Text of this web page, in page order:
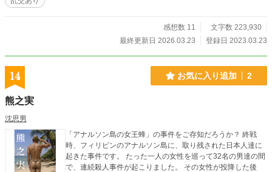
感想数 11
文字数 223,930
最終更新日 2026.03.23
登録日 2023.03.23
14 お気に入り追加 2
熊之実
沈思男
「アナルソン島の女王蜂」の事件をご存知だろうか？ 終戦
時、フィリピンのアナルソン島に、取り残された日本人達に
起きた事件です。 たった一人の女性を巡って32名の男達の間
で、連続殺人事件が起こりました。 その女性が投降した後